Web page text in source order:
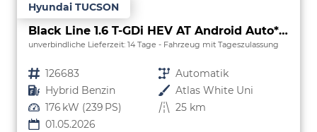
Hyundai TUCSON
Black Line 1.6 T-GDi HEV AT Android Auto*Navi*SHZ*Kamera*2Z Klimaauto*
unverbindliche Lieferzeit: 14 Tage Fahrzeug mit Tageszulassung
Fahrzeugnr. 126683 Getriebe Automatik
Kraftstoff Hybrid Benzin Außenfarbe Atlas White Uni
Leistung 176 kW (239 PS) Kilometerstand 25 km
01.05.2026